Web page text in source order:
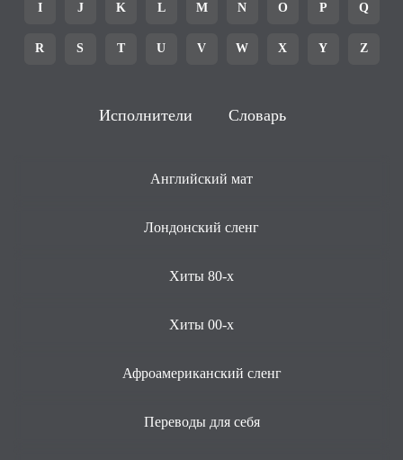
I J K L M N O P Q
R S T U V W X Y Z
Исполнители Словарь
Английский мат
Лондонский сленг
Хиты 80-х
Хиты 00-х
Афроамериканский сленг
Переводы для себя